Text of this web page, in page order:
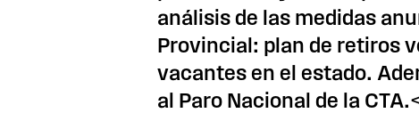
análisis de las medidas
Provincial: plan de retiros
vacantes en el estado.
al Paro Nacional de la